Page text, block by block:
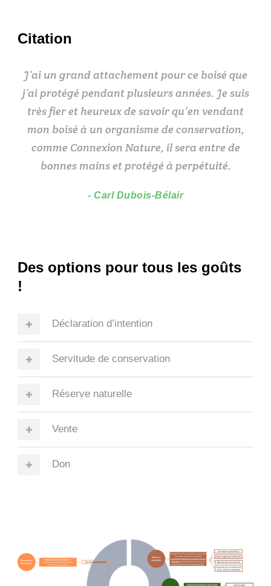
Citation
J’ai un grand attachement pour ce boisé que
j’ai protégé pendant plusieurs années. Je suis
très fier et heureux de savoir qu’en vendant
mon boisé à un organisme de conservation,
comme Connexion Nature, il sera entre de
bonnes mains et protégé à perpétuité.
Carl Dubois-Bélair
Des options pour tous les goûts
!
Déclaration d’intention
Servitude de conservation
Réserve naturelle
Vente
Don